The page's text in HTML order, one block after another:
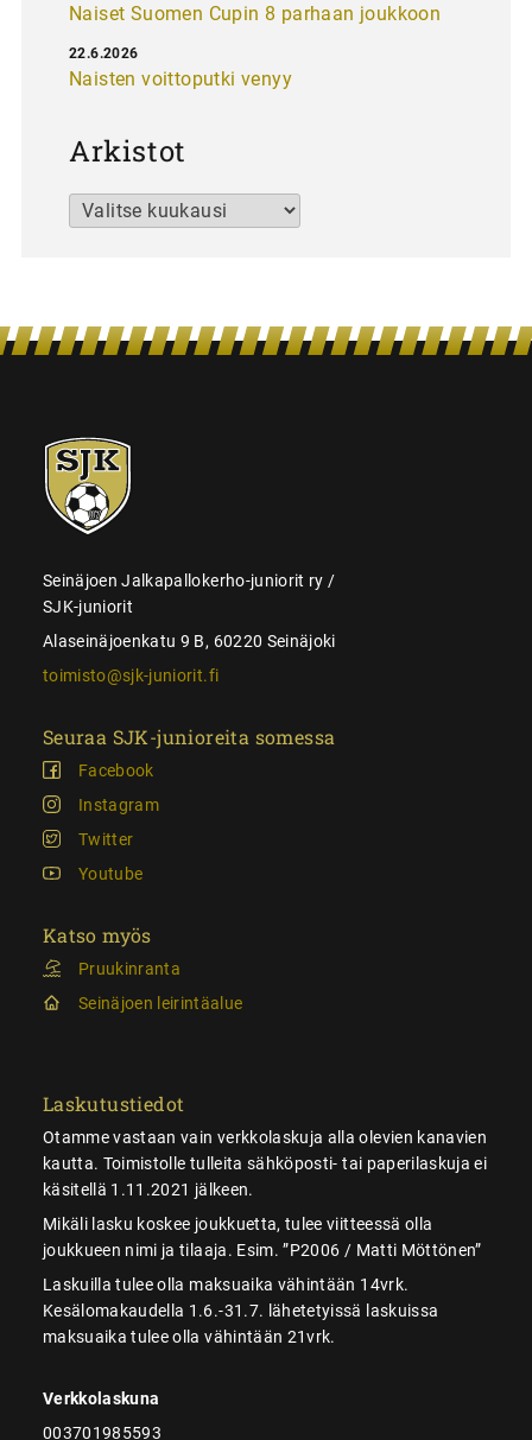
Naiset Suomen Cupin 8 parhaan joukkoon
Naisten voittoputki venyy
22.6.2026
Arkistot
Arkistot
SJK-
juniorit
Seinäjoen Jalkapallokerho-juniorit ry /
SJK-juniorit
Alaseinäjoenkatu 9 B, 60220 Seinäjoki
toimisto@sjk-juniorit.fi
Seuraa SJK-junioreita somessa
Facebook
Instagram
Twitter
Youtube
Katso myös
Pruukinranta
Seinäjoen leirintäalue
Laskutustiedot
Otamme vastaan vain verkkolaskuja alla olevien kanavien
kautta. Toimistolle tulleita sähköposti- tai paperilaskuja ei
käsitellä 1.11.2021 jälkeen.
Mikäli lasku koskee joukkuetta, tulee viitteessä olla
joukkueen nimi ja tilaaja. Esim. ”P2006 / Matti Möttönen”
Laskuilla tulee olla maksuaika vähintään 14vrk.
Kesälomakaudella 1.6.-31.7. lähetetyissä laskuissa
maksuaika tulee olla vähintään 21vrk.
Verkkolaskuna
003701985593